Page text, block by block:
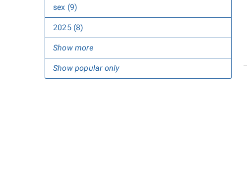
sex (9)
2025 (8)
Show more
Show popular only